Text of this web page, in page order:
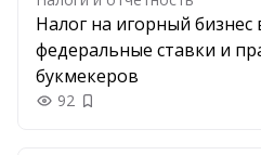
Налог на игорный бизнес
федеральные ставки и
букмекеров
92 Добавить в закладки